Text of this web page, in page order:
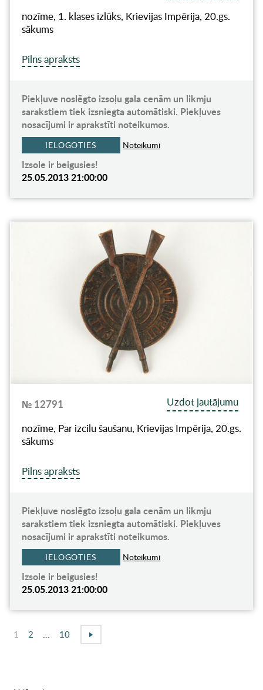
nozīme, 1. klases izlūks, Krievijas Impērija, 20.gs.
sākums
Pilns apraksts
Piekļuve noslēgto izsoļu gala cenām un likmju
sarakstiem tiek izsniegta automātiski. Piekļuves
nosacījumi ir aprakstīti noteikumos.
IELOGOTIES Noteikumi
Izsole ir beigusies!
25.05.2013 21:00:00
№ 12791
Uzdot jautājumu
nozīme, Par izсilu šaušanu, Krievijas Impērija, 20.gs.
sākums
Pilns apraksts
Piekļuve noslēgto izsoļu gala cenām un likmju
sarakstiem tiek izsniegta automātiski. Piekļuves
nosacījumi ir aprakstīti noteikumos.
IELOGOTIES Noteikumi
Izsole ir beigusies!
25.05.2013 21:00:00
1 2 10